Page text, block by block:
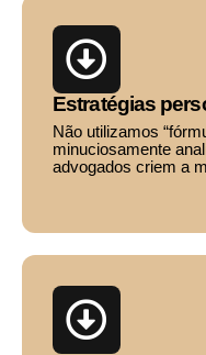
Estratégias
Não utilizamos
minuciosamente
advogados criem a